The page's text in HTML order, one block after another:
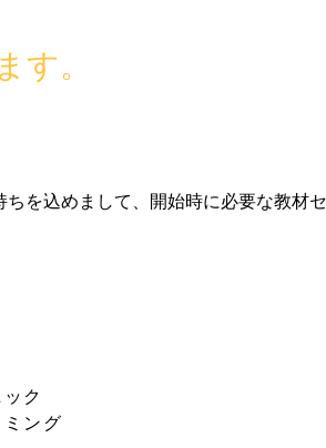
す。
を込めまして、開始時に必要な教材
ク
ング